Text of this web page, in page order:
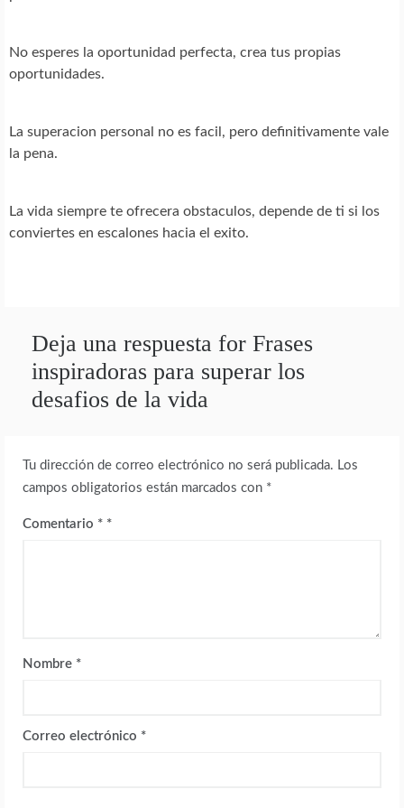
No esperes la oportunidad perfecta, crea tus propias
oportunidades.
La superacion personal no es facil, pero definitivamente vale
la pena.
La vida siempre te ofrecera obstaculos, depende de ti si los
conviertes en escalones hacia el exito.
Deja una respuesta for Frases
inspiradoras para superar los
desafios de la vida
Tu dirección de correo electrónico no será publicada. Los
campos obligatorios están marcados con *
Comentario *
Nombre *
Correo electrónico *